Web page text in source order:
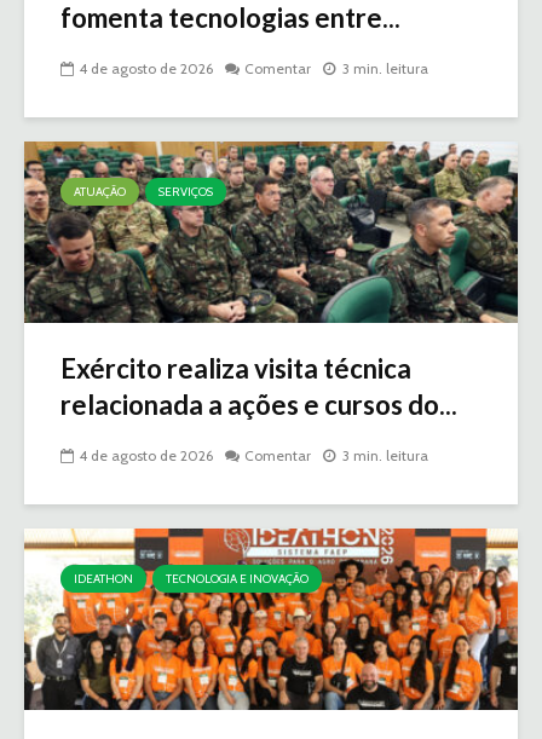
fomenta tecnologias entre...
4 de agosto de 2026 Comentar 3 min. leitura
ATUAÇÃO SERVIÇOS
Exército realiza visita técnica
relacionada a ações e cursos do...
4 de agosto de 2026 Comentar 3 min. leitura
IDEATHON TECNOLOGIA E INOVAÇÃO